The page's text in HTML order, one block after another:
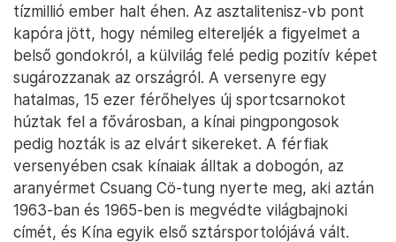
tízmillió ember halt éhen. Az asztalitenisz-vb pont
kapóra jött, hogy némileg eltereljék a figyelmet a
belső gondokról, a külvilág felé pedig pozitív képet
sugározzanak az országról. A versenyre egy
hatalmas, 15 ezer férőhelyes új sportcsarnokot
húztak fel a fővárosban, a kínai pingpongosok
pedig hozták is az elvárt sikereket. A férfiak
versenyében csak kínaiak álltak a dobogón, az
aranyérmet Csuang Cö-tung nyerte meg, aki aztán
1963-ban és 1965-ben is megvédte világbajnoki
címét, és Kína egyik első sztársportolójává vált.